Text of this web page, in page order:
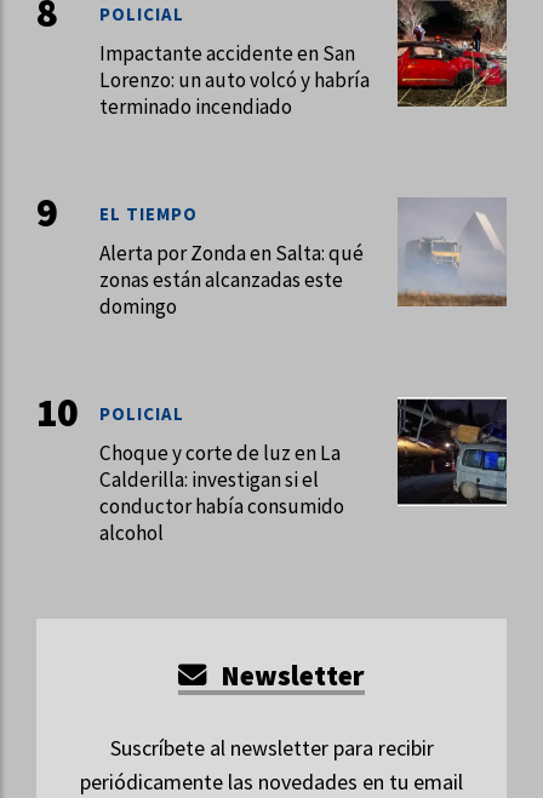
Impactante accidente en San
Lorenzo: un auto volcó y habría
terminado incendiado
POLICIAL
Alerta por Zonda en Salta: qué
zonas están alcanzadas este
domingo
EL TIEMPO
Choque y corte de luz en La
Calderilla: investigan si el
conductor había consumido
alcohol
POLICIAL
Newsletter
Suscríbete al newsletter para recibir
periódicamente las novedades en tu email